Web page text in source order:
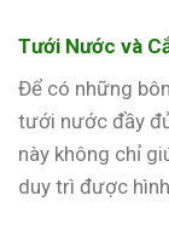
Tưới Nước và
Để có những
tưới nước đầy
này không chỉ
duy trì được